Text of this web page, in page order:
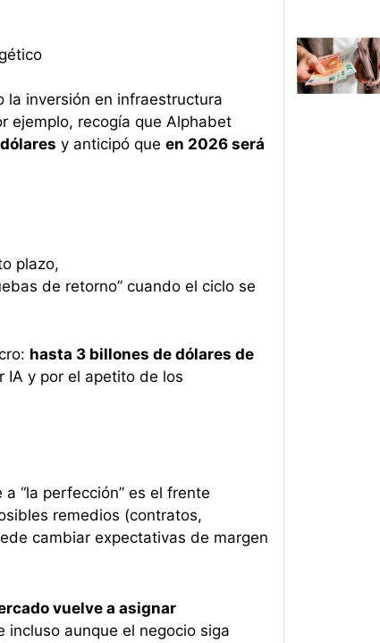
la inversión en infraestructura
ejemplo, recogía que Alphabet
y anticipó que en 2026 será
plazo,
de retorno” cuando el ciclo se
hasta 3 billones de dólares de
IA y por el apetito de los
“la perfección” es el frente
remedios (contratos,
cambiar expectativas de margen
vuelve a asignar
incluso aunque el negocio siga